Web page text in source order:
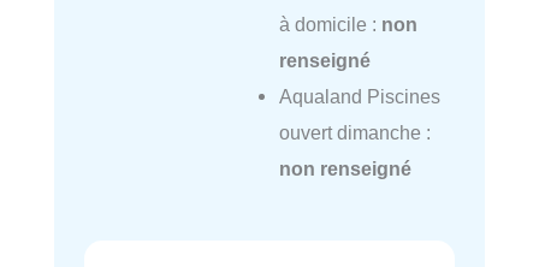
à domicile : non
renseigné
Aqualand Piscines
ouvert dimanche :
non renseigné